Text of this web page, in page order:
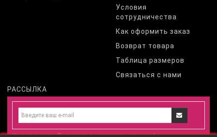
Условия
сотрудничества
Как оформить заказ
Возврат товара
Таблица размеров
Связаться с нами
РАССЫЛКА
Нажимая на кнопку «Подписаться», вы соглашаетесь сполитикой